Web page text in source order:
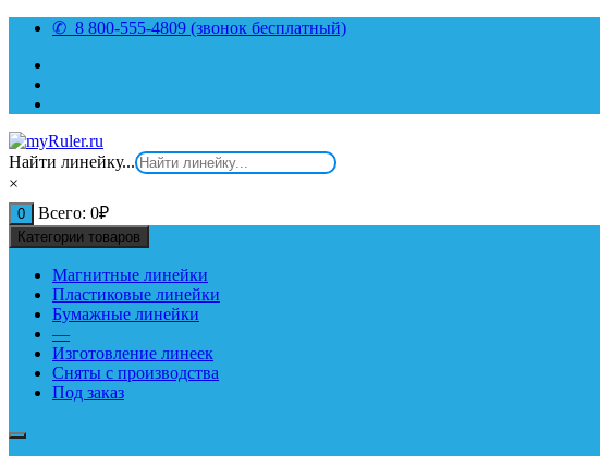
Перейти
содержимому
✆ 8 800-555-4809 (звонок бесплатный)
Найти линейку...
×
0 Всего: 0₽
Категории товаров
Магнитные линейки
Пластиковые линейки
Бумажные линейки
—
Изготовление линеек
Сняты с производства
Под заказ